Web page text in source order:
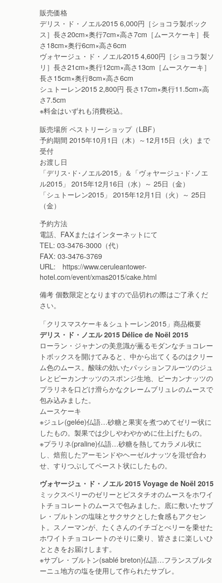
販売価格
デリス・ド・ノエル2015 6,000円［ショコラ製ボック
ス］長さ20cm×奥行7cm×高さ7cm［ムースケーキ］長
さ18cm×奥行6cm×高さ6cm
ヴォヤージュ・ド・ノエル2015 4,600円［ショコラ製ソ
リ］長さ21cm×奥行12cm×高さ13cm［ムースケーキ］
長さ15cm×奥行8cm×高さ6cm
シュトーレン2015 2,800円 長さ17cm×奥行11.5cm×高
さ7.5cm
※料金はいずれも消費税込。
販売場所 ペストリーショップ（LBF）
予約期間 2015年10月1日（木）～12月15日（火）まで
受付
お渡し日
「デリス･ド･ノエル2015」＆「ヴォヤージュ･ド･ノエ
ル2015」 2015年12月16日（水）～ 25日（金）
「シュトーレン2015」 2015年12月1日（火）～ 25日
（金）
予約方法
電話、FAXまたはインターネットにて
TEL: 03-3476-3000（代）
FAX: 03-3476-3769
URL: https://www.ceruleantower-
hotel.com/event/xmas2015/cake.html
備考 個数限定となりますので品切れの際はご了承くだ
さい。
「クリスマスケーキ＆シュトーレン2015」商品概要
デリス・ド・ノエル 2015 Délice de Noël 2015
ローラン・ジャナンの美意識が薫るモダンなチョコレー
トボックスを開けてみると、中から出てくるのはクリー
ム色のムース。酸味の効いたパッションフルーツのジュ
レとピーカンナッツのスポンジ生地、ピーカンナッツの
プラリネを口どけ滑らかなクレームブリュレのムースで
包み込みました。
ムースケーキ
※ジュレ(gelée)仏語…砂糖と果実を煮つめてゼリー状に
したもの。製果では少しやわやかめに仕上げたもの。
※プラリネ(praline)仏語…砂糖を熱してカラメル状に
し、焙煎したアーモンドやヘーゼルナッツを混ぜ合わ
せ、すりつぶしてペースト状にしたもの。
ヴォヤージュ・ド・ノエル 2015 Voyage de Noël 2015
ミックスベリーのゼリーとピスタチオのムースをホワイ
トチョコレートのムースで包みました。底に敷いたサブ
レ・ブルトンの塩味とサクサクとした食感もアクセン
ト。スノーマンが、たくさんのイチゴとべリーを乗せた
ホワイトチョコレートのそりに乗り、皆さまに楽しいひ
とときをお届けします。
※サブレ・ブルトン(sablé breton)仏語…フランスブルタ
ーニュ地方の塩を使用して作られたサブレ。